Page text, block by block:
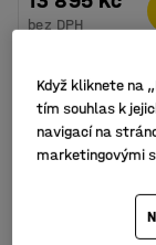
bez DPH
Když kliknete na
tím souhlas k
navigací na
marketingovými